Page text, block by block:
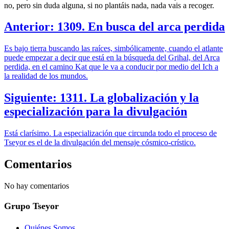
no, pero sin duda alguna, si no plantáis nada, nada vais a recoger.
Anterior: 1309. En busca del arca perdida
Es bajo tierra buscando las raíces, simbólicamente, cuando el atlante
puede empezar a decir que está en la búsqueda del Grihal, del Arca
perdida, en el camino Kat que le va a conducir por medio del Ich a
la realidad de los mundos.
Siguiente: 1311. La globalización y la
especialización para la divulgación
Está clarísimo. La especialización que circunda todo el proceso de
Tseyor es el de la divulgación del mensaje cósmico-crístico.
Comentarios
No hay comentarios
Grupo Tseyor